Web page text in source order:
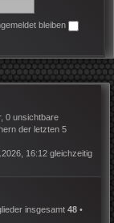
bleiben
0 unsichtbare
der letzten 5
16:12 gleichzeitig
insgesamt 48 •